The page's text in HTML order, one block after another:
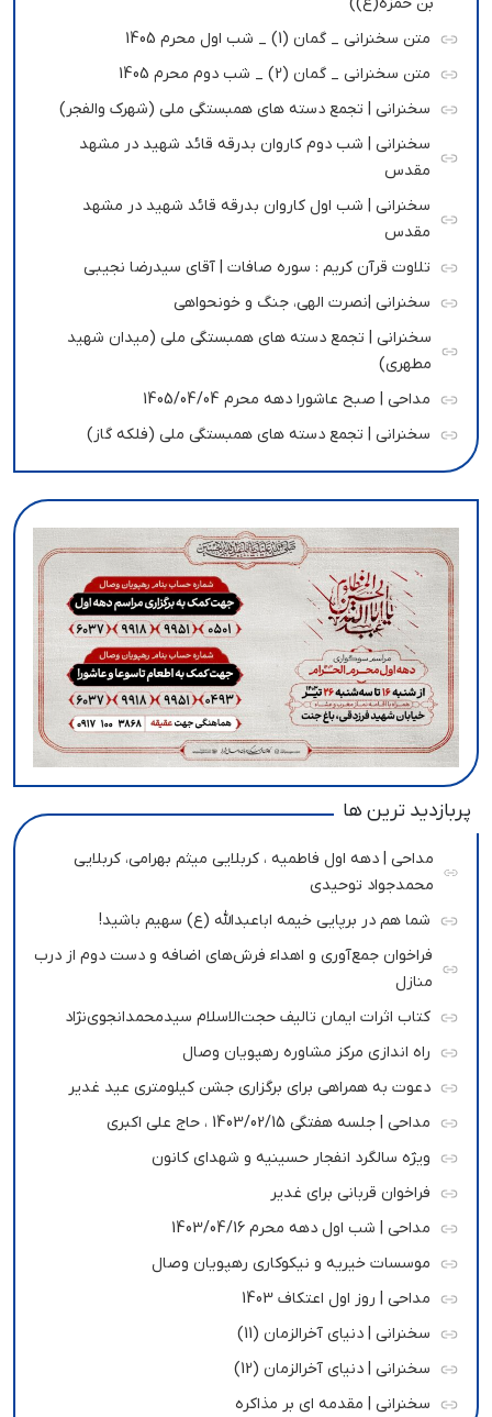
متن سخنرانی _ گمان (1) _ شب اول محرم 1405
متن سخنرانی _ گمان (2) _ شب دوم محرم 1405
سخنرانی | تجمع دسته های همبستگی ملی (شهرک والفجر)
سخنرانی | شب دوم کاروان بدرقه قائد شهید در مشهد
مقدس
سخنرانی | شب اول کاروان بدرقه قائد شهید در مشهد
مقدس
تلاوت قرآن کریم : سوره صافات | آقای سیدرضا نجیبی
سخنرانی |نصرت الهی، جنگ و خونحواهی
سخنرانی | تجمع دسته های همبستگی ملی (میدان شهید
مطهری)
مداحی | صبح عاشورا دهه محرم 1405/04/04
سخنرانی | تجمع دسته های همبستگی ملی (فلکه گاز)
پربازدید ترین ها
مداحی | دهه اول فاطمیه ، کربلایی میثم بهرامی، کربلایی
محمدجواد توحیدی
شما هم در برپایی خیمه اباعبدالله (ع) سهیم باشید!
فراخوان جمع‌آوری و اهداء فرش‌های اضافه و دست دوم از درب
منازل
کتاب اثرات ایمان تالیف حجت‌الاسلام سیدمحمدانجوی‌نژاد
راه اندازی مرکز مشاوره رهپویان وصال
دعوت به همراهی برای برگزاری جشن کیلومتری عید غدیر
مداحی | جلسه هفتگی 1403/02/15 ، حاج علی اکبری
ویژه سالگرد انفجار حسینیه و شهدای کانون
فراخوان قربانی برای غدیر
مداحی | شب اول دهه محرم 1403/04/16
موسسات خیریه و نیکوکاری رهپویان وصال
مداحی | روز اول اعتکاف 1403
سخنرانی | دنیای آخرالزمان (11)
سخنرانی | دنیای آخرالزمان (12)
سخنرانی | مقدمه ای بر مذاکره